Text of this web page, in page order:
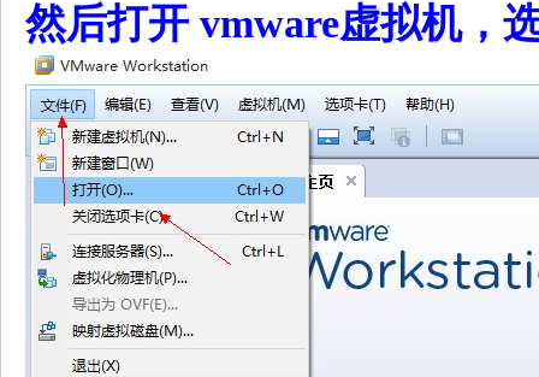
然后打开 vmware虚拟机，